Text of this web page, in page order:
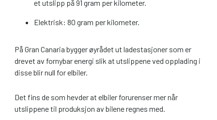
et utslipp på 91 gram per kilometer.
Elektrisk: 80 gram per kilometer.
På Gran Canaria bygger øyrådet ut ladestasjoner som er
drevet av fornybar energi slik at utslippene ved opplading i
disse blir null for elbiler.
Det fins de som hevder at elbiler forurenser mer når
utslippene til produksjon av bilene regnes med.